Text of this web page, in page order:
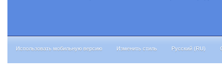
Использовать мобильную версию Изменить стиль Русский (RU)